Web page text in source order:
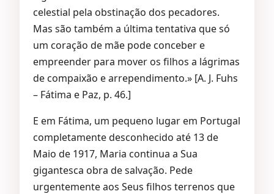
celestial pela obstinação dos pecadores.
Mas são também a última tentativa que só
um coração de mãe pode conceber e
empreender para mover os filhos a lágrimas
de compaixão e arrependimento.» [A. J. Fuhs
– Fátima e Paz, p. 46.]
E em Fátima, um pequeno lugar em Portugal
completamente desconhecido até 13 de
Maio de 1917, Maria continua a Sua
gigantesca obra de salvação. Pede
urgentemente aos Seus filhos terrenos que